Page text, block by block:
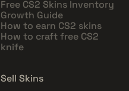
Free CS2 Skins Inventory
Growth Guide
How to earn CS2 skins
How to craft free CS2
knife
Sell Skins